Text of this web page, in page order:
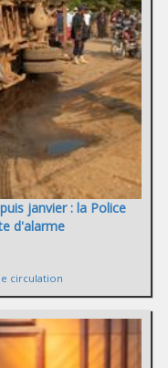
janvier : la Police
d'alarme
circulation